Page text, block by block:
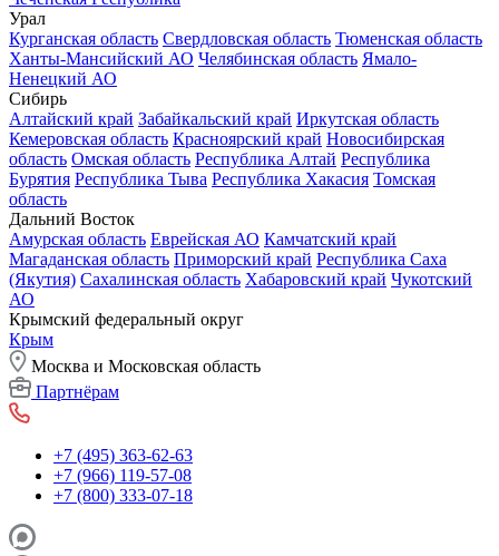
Урал
Курганская область Свердловская область Тюменская область
Ханты-Мансийский АО Челябинская область Ямало-
Ненецкий АО
Сибирь
Алтайский край Забайкальский край Иркутская область
Кемеровская область Красноярский край Новосибирская
область Омская область Республика Алтай Республика
Бурятия Республика Тыва Республика Хакасия Томская
область
Дальний Восток
Амурская область Еврейская АО Камчатский край
Магаданская область Приморский край Республика Саха
(Якутия) Сахалинская область Хабаровский край Чукотский
АО
Крымский федеральный округ
Крым
Москва и Московская область
Партнёрам
+7 (495) 363-62-63
+7 (966) 119-57-08
+7 (800) 333-07-18